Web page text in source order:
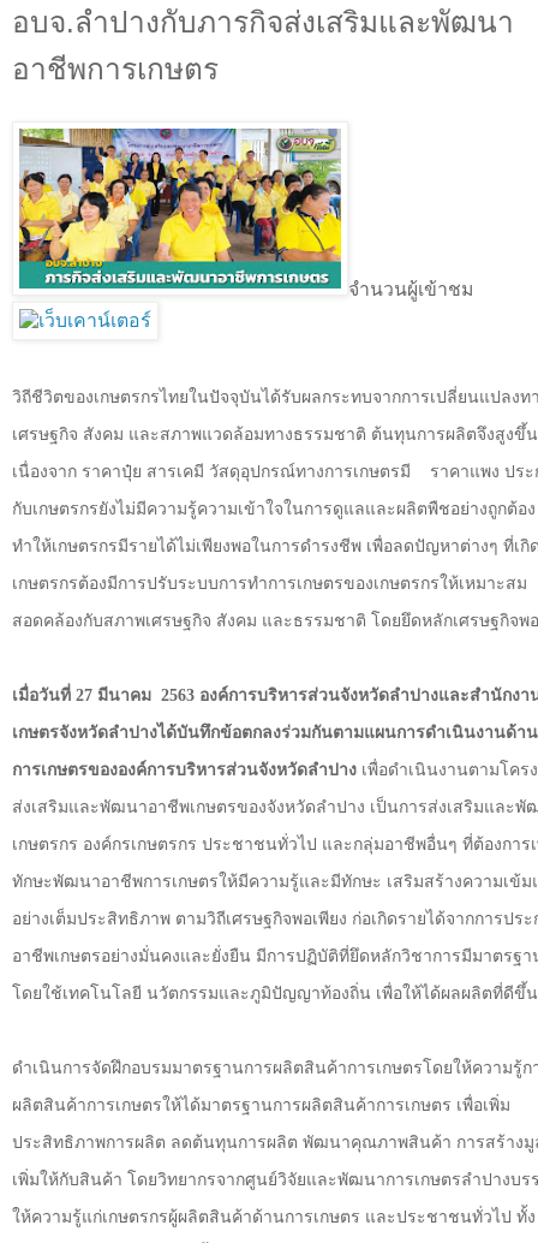
อบจ.ลำปางกับภารกิจส่งเสริมและพัฒนา
อาชีพการเกษตร
จำนวนผู้เข้าชม
วิถีชีวิตของเกษตรกรไทยในปัจจุบันได้รับผลกระทบจากการเปลี่ยนแปลงท
เศรษฐกิจ สังคม และสภาพแวดล้อมทางธรรมชาติ ต้นทุนการผลิตจึงสูงขึ้น
เนื่องจาก ราคาปุ๋ย สารเคมี วัสดุอุปกรณ์ทางการเกษตรมี ราคาแพง ประ
กับเกษตรกรยังไม่มีความรู้ความเข้าใจในการดูแลและผลิตพืชอย่างถูกต้อง
ทำให้เกษตรกรมีรายได้ไม่เพียงพอในการดำรงชีพ เพื่อลดปัญหาต่างๆ ที่เกิ
เกษตรกรต้องมีการปรับระบบการทำการเกษตรของเกษตรกรให้เหมาะสม
สอดคล้องกับสภาพเศรษฐกิจ สังคม และธรรมชาติ โดยยึดหลักเศรษฐกิจพอ
เมื่อวันที่ 27 มีนาคม 2563 องค์การบริหารส่วนจังหวัดลำปางและสำนักงา
เกษตรจังหวัดลำปางได้บันทึกข้อตกลงร่วมกันตามแผนการดำเนินงานด้าน
การเกษตรขององค์การบริหารส่วนจังหวัดลำปาง เพื่อดำเนินงานตามโคร
ส่งเสริมและพัฒนาอาชีพเกษตรของจังหวัดลำปาง เป็นการส่งเสริมและพั
เกษตรกร องค์กรเกษตรกร ประชาชนทั่วไป และกลุ่มอาชีพอื่นๆ ที่ต้องการ
ทักษะพัฒนาอาชีพการเกษตรให้มีความรู้และมีทักษะ เสริมสร้างความเข้ม
อย่างเต็มประสิทธิภาพ ตามวิถีเศรษฐกิจพอเพียง ก่อเกิดรายได้จากการประ
อาชีพเกษตรอย่างมั่นคงและยั่งยืน มีการปฏิบัติที่ยึดหลักวิชาการมีมาตรฐา
โดยใช้เทคโนโลยี นวัตกรรมและภูมิปัญญาท้องถิ่น เพื่อให้ได้ผลผลิตที่ดีขึ้น
ดำเนินการจัดฝึกอบรมมาตรฐานการผลิตสินค้าการเกษตรโดยให้ความรู้ก
ผลิตสินค้าการเกษตรให้ได้มาตรฐานการผลิตสินค้าการเกษตร เพื่อเพิ่ม
ประสิทธิภาพการผลิต ลดต้นทุนการผลิต พัฒนาคุณภาพสินค้า การสร้างมู
เพิ่มให้กับสินค้า โดยวิทยากรจากศูนย์วิจัยและพัฒนาการเกษตรลำปางบร
ให้ความรู้แก่เกษตรกรผู้ผลิตสินค้าด้านการเกษตร และประชาชนทั่วไป ทั้ง